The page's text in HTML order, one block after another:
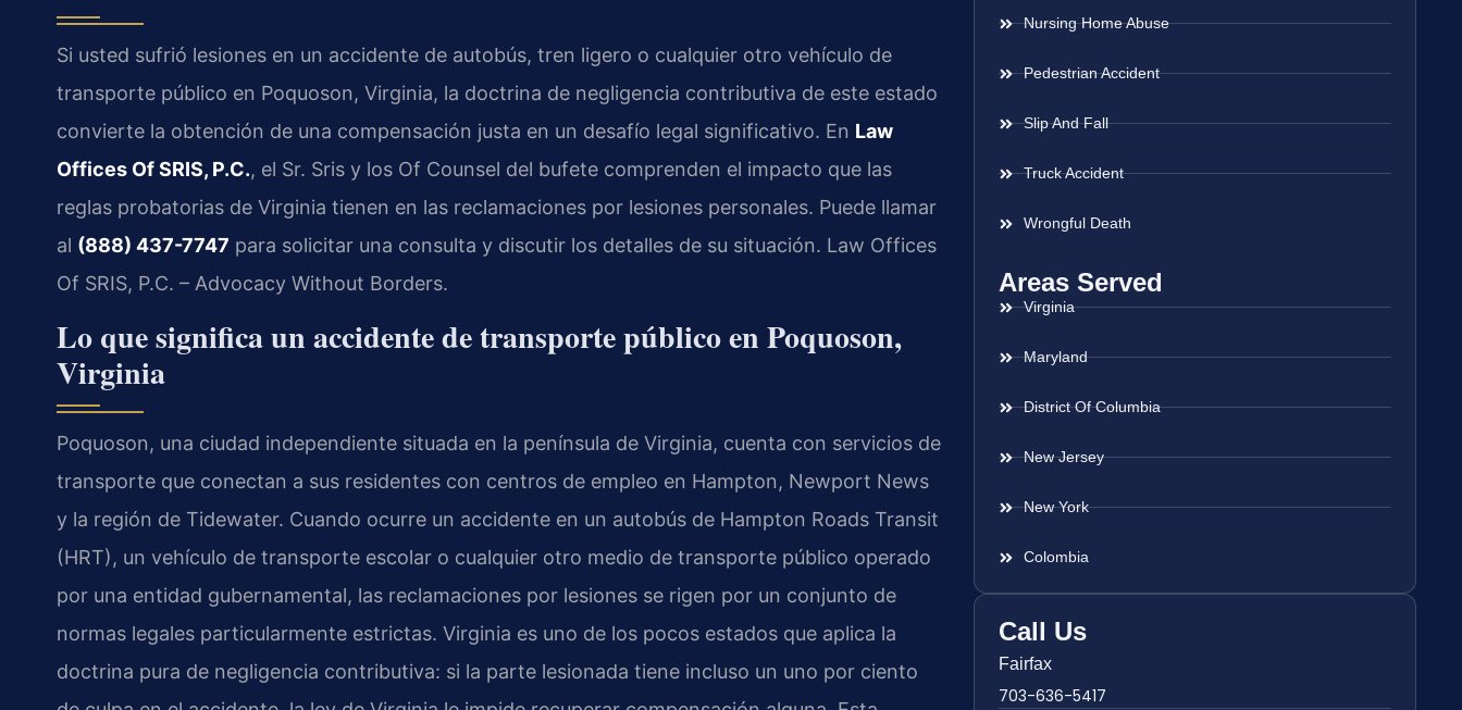
Si usted sufrió lesiones en un accidente de autobús, tren ligero o cualquier otro vehículo de
transporte público en Poquoson, Virginia, la doctrina de negligencia contributiva de este estado
convierte la obtención de una compensación justa en un desafío legal significativo. En Law
Offices Of SRIS, P.C., el Sr. Sris y los Of Counsel del bufete comprenden el impacto que las
reglas probatorias de Virginia tienen en las reclamaciones por lesiones personales. Puede llamar
al (888) 437-7747 para solicitar una consulta y discutir los detalles de su situación. Law Offices
Of SRIS, P.C. – Advocacy Without Borders.
Lo que significa un accidente de transporte público en Poquoson,
Virginia
Poquoson, una ciudad independiente situada en la península de Virginia, cuenta con servicios de
transporte que conectan a sus residentes con centros de empleo en Hampton, Newport News
y la región de Tidewater. Cuando ocurre un accidente en un autobús de Hampton Roads Transit
(HRT), un vehículo de transporte escolar o cualquier otro medio de transporte público operado
por una entidad gubernamental, las reclamaciones por lesiones se rigen por un conjunto de
normas legales particularmente estrictas. Virginia es uno de los pocos estados que aplica la
doctrina pura de negligencia contributiva: si la parte lesionada tiene incluso un uno por ciento
Nursing Home Abuse
Pedestrian Accident
Slip And Fall
Truck Accident
Wrongful Death
Areas Served
Virginia
Maryland
District Of Columbia
New Jersey
New York
Colombia
Call Us
Fairfax
703-636-5417